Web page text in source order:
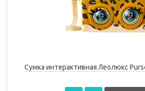
Сумка интерактивная Леолюкс